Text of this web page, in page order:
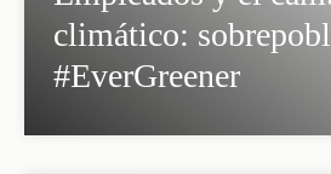
climático:
#EverGreener